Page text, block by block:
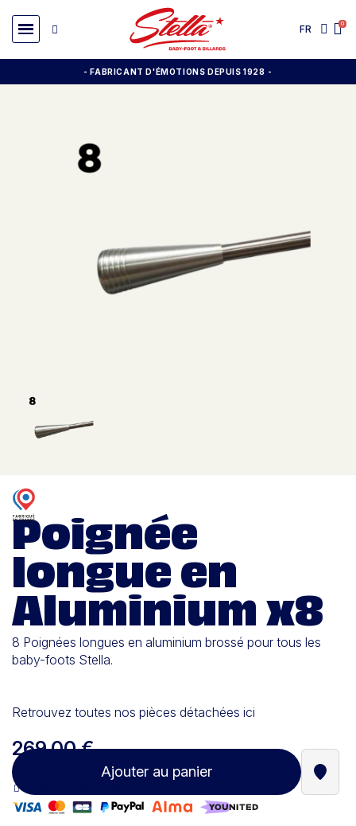
FR
- FABRICANT D'ÉMOTIONS DEPUIS 1928 -
Poignée
longue en
Aluminium x8
8 Poignées longues en aluminium brossé pour tous les
baby-foots Stella.
Retrouvez toutes nos pièces détachées ici
269,00 €
Ajouter au panier